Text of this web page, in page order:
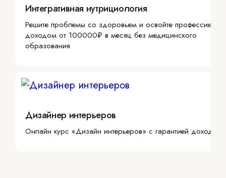
Интегративная нутрициология
Решите проблемы со здоровьем и освойте профессию с
доходом от 100000₽ в месяц без медицинского
образования
Дизайнер интерьеров
Онлайн курс «Дизайн интерьеров» с гарантией дохода